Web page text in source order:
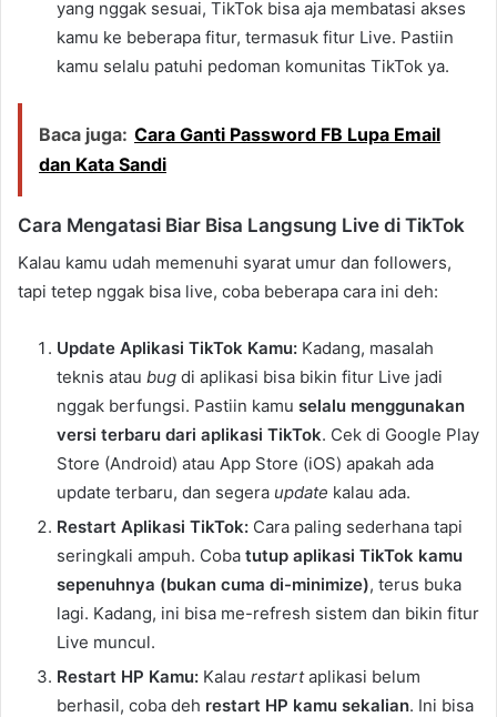
yang nggak sesuai, TikTok bisa aja membatasi akses
kamu ke beberapa fitur, termasuk fitur Live. Pastiin
kamu selalu patuhi pedoman komunitas TikTok ya.
Baca juga: Cara Ganti Password FB Lupa Email
dan Kata Sandi
Cara Mengatasi Biar Bisa Langsung Live di TikTok
Kalau kamu udah memenuhi syarat umur dan followers,
tapi tetep nggak bisa live, coba beberapa cara ini deh:
Update Aplikasi TikTok Kamu: Kadang, masalah
teknis atau bug di aplikasi bisa bikin fitur Live jadi
nggak berfungsi. Pastiin kamu selalu menggunakan
versi terbaru dari aplikasi TikTok. Cek di Google Play
Store (Android) atau App Store (iOS) apakah ada
update terbaru, dan segera update kalau ada.
Restart Aplikasi TikTok: Cara paling sederhana tapi
seringkali ampuh. Coba tutup aplikasi TikTok kamu
sepenuhnya (bukan cuma di-minimize), terus buka
lagi. Kadang, ini bisa me-refresh sistem dan bikin fitur
Live muncul.
Restart HP Kamu: Kalau restartaplikasi belum
berhasil, coba deh restart HP kamu sekalian. Ini bisa